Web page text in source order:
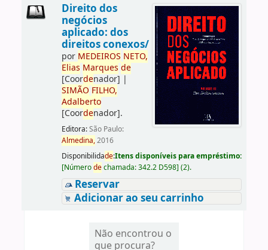
Direito dos
negócios
aplicado: dos
direitos conexos/
por MEDEIROS NETO,
Elias Marques de
[Coordenador] |
SIMÃO FILHO,
Adalberto
[Coordenador].
Editora:São Paulo:
Almedina,2016
Disponibilidade:Itens disponíveis para empréstimo:
[Númerodechamada:342.2 D598] (2).
Reservar
Adicionar ao seu carrinho
Não encontrou o
que procura?